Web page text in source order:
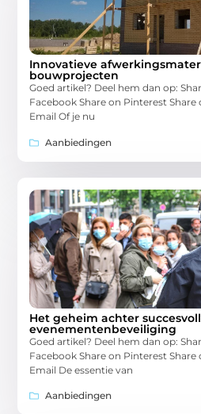
Innovatieve
bouwprojecten
Goed artikel? Deel hem dan op:
Facebook Share on Pinterest Share
Email Of je nu
Aanbiedingen
Het geheim achter
evenementenbeveiliging
Goed artikel? Deel hem dan op:
Facebook Share on Pinterest Share
Email De essentie van
Aanbiedingen